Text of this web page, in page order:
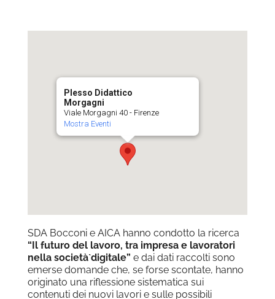
Plesso Didattico
Morgagni
Viale Morgagni 40 - Firenze
Mostra Eventi
SDA Bocconi e AICA hanno condotto la ricerca
“Il futuro del lavoro, tra impresa e lavoratori
nella società̀ digitale” e dai dati raccolti sono
emerse domande che, se forse scontate, hanno
originato una riflessione sistematica sui
contenuti dei nuovi lavori e sulle possibili